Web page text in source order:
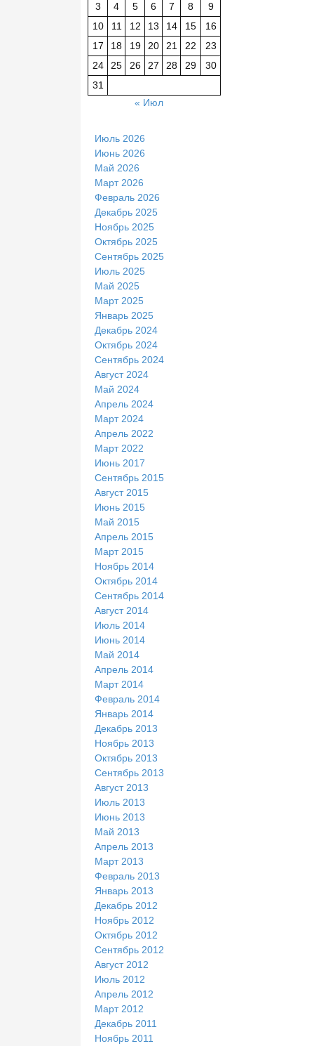
3
4 5 6 7 8
9
10
11 12 13 14 15
16
17
18 19 20 21 22
23
24
25 26 27 28 29
30
31
« Июл
Июль 2026
Июнь 2026
Май 2026
Март 2026
Февраль 2026
Декабрь 2025
Ноябрь 2025
Октябрь 2025
Сентябрь 2025
Июль 2025
Май 2025
Март 2025
Январь 2025
Декабрь 2024
Октябрь 2024
Сентябрь 2024
Август 2024
Май 2024
Апрель 2024
Март 2024
Апрель 2022
Март 2022
Июнь 2017
Сентябрь 2015
Август 2015
Июнь 2015
Май 2015
Апрель 2015
Март 2015
Ноябрь 2014
Октябрь 2014
Сентябрь 2014
Август 2014
Июль 2014
Июнь 2014
Май 2014
Апрель 2014
Март 2014
Февраль 2014
Январь 2014
Декабрь 2013
Ноябрь 2013
Октябрь 2013
Сентябрь 2013
Август 2013
Июль 2013
Июнь 2013
Май 2013
Апрель 2013
Март 2013
Февраль 2013
Январь 2013
Декабрь 2012
Ноябрь 2012
Октябрь 2012
Сентябрь 2012
Август 2012
Июль 2012
Апрель 2012
Март 2012
Декабрь 2011
Ноябрь 2011